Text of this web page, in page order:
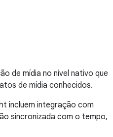
de mídia no nível nativo que
de mídia conhecidos.
incluem integração com
sincronizada com o tempo,